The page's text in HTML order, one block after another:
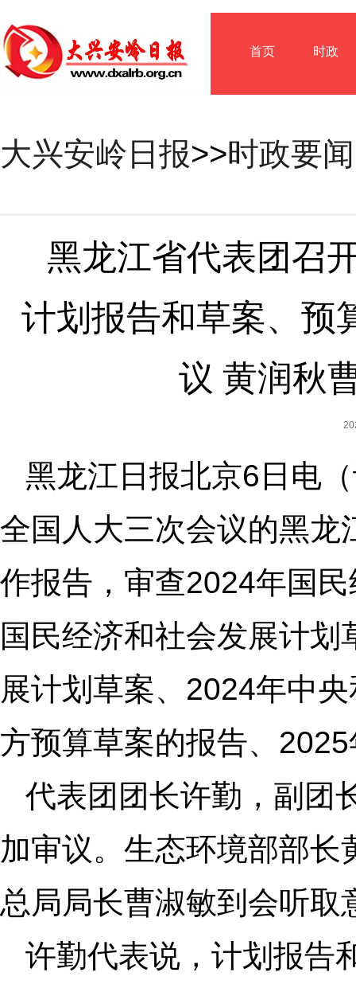
首页 时政
大兴安岭日报>>时政要闻
黑龙江省代表团召
计划报告和草案、预
议 黄润秋
黑龙江日报北京6日电
全国人大三次会议的黑龙
作报告，审查2024年国
国民经济和社会发展计
展计划草案、2024年中
方预算草案的报告、
代表团团长许勤，副团
加审议。生态环境部部
总局局长曹淑敏到会听取
许勤代表说，计划报告